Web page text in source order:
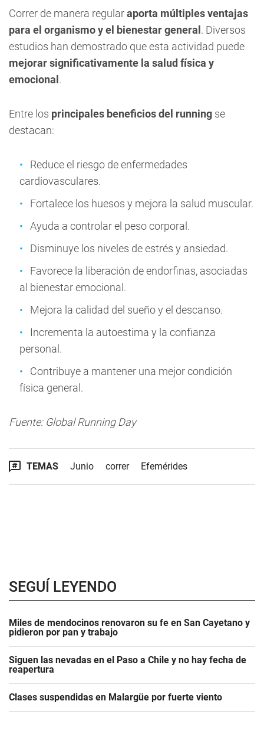
Correr de manera regularaporta múltiples ventajas
para el organismo y el bienestar general . Diversos
estudios han demostrado que esta actividad puede
mejorar significativamente la salud física y
emocional .
Entre los principales beneficios del running se
destacan:
Reduce el riesgo de enfermedades
cardiovasculares.
Fortalece los huesos y mejora la salud muscular.
Ayuda a controlar el peso corporal.
Disminuye los niveles de estrés y ansiedad.
Favorece la liberación de endorfinas, asociadas
al bienestar emocional.
Mejora la calidad del sueño y el descanso.
Incrementa la autoestima y la confianza
personal.
Contribuye a mantener una mejor condición
física general.
Fuente: Global Running Day
TEMAS Junio correr Efemérides
SEGUÍ LEYENDO
Miles de mendocinos renovaron su fe en San Cayetano y
pidieron por pan y trabajo
Siguen las nevadas en el Paso a Chile y no hay fecha de
reapertura
Clases suspendidas en Malargüe por fuerte viento